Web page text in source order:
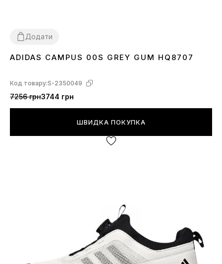
Додати
36 3738 394041 4344 45
ADIDAS CAMPUS 00S GREY GUM HQ8707
Код товару:S-2350049
7256 грн3744 грн
ШВИДКА ПОКУПКА